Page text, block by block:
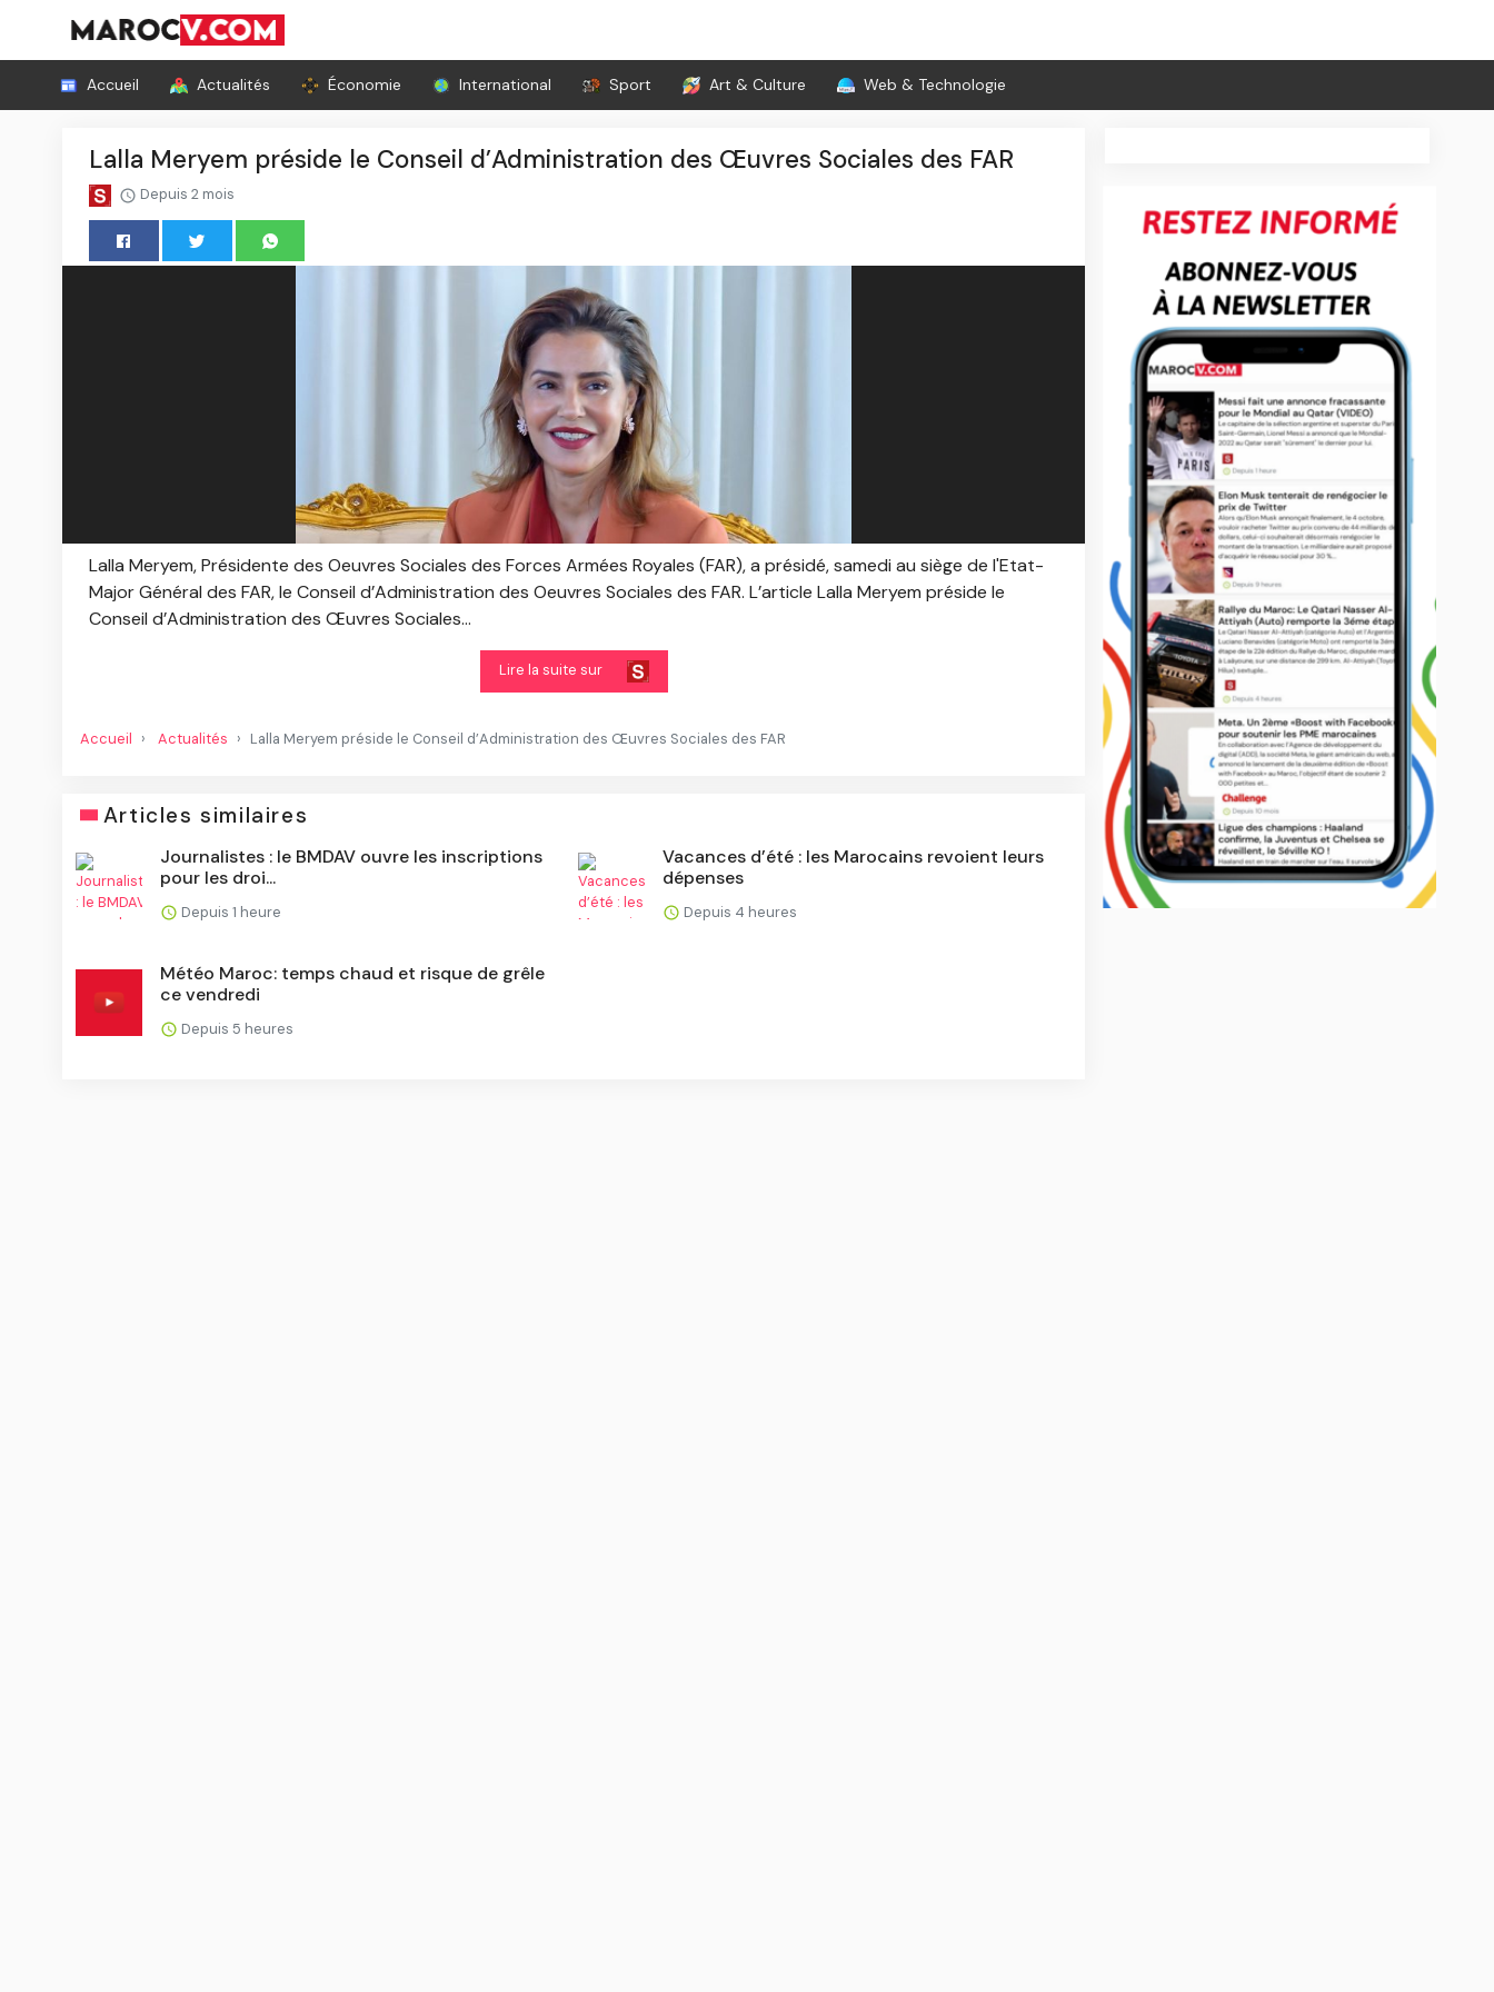
Accueil Actualités Économie International Sport Art & Culture Web & Technologie
Lalla Meryem préside le Conseil d’Administration des Œuvres Sociales des FAR
Depuis 2 mois
Lalla Meryem, Présidente des Oeuvres Sociales des Forces Armées Royales (FAR), a présidé, samedi au siège de l'Etat-
Major Général des FAR, le Conseil d’Administration des Oeuvres Sociales des FAR. L’article Lalla Meryem préside le
Conseil d’Administration des Œuvres Sociales...
Lire la suite sur
Accueil Actualités Lalla Meryem préside le Conseil d’Administration des Œuvres Sociales des FAR
Articles similaires
Journalistes : le BMDAV ouvre les inscriptions
pour les droi...
Depuis 1 heure
Vacances d’été : les Marocains revoient leurs
dépenses
Depuis 4 heures
Météo Maroc: temps chaud et risque de grêle
ce vendredi
Depuis 5 heures